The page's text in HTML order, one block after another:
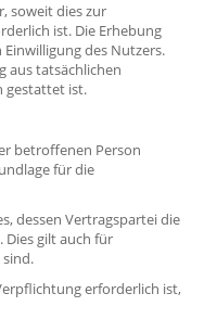
soweit dies zur
ist. Die Erhebung
des Nutzers.
aus tatsächlichen
gestattet ist.
betroffenen Person
für die
dessen Vertragspartei die
Dies gilt auch für
erforderlich ist,